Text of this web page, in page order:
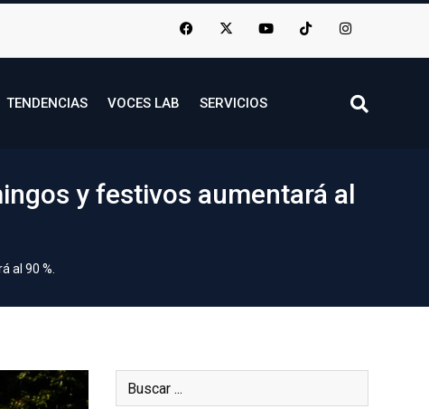
TENDENCIAS VOCES LAB SERVICIOS
y festivos aumentará al
al 90 %.